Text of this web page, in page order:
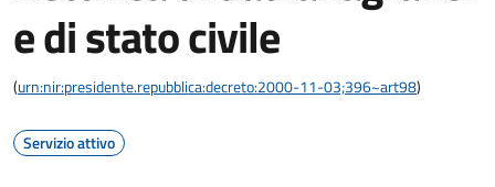
e di stato civile
(urn:nir:presidente.repubblica:decreto:2000-11-03;396~art98)
Servizio attivo